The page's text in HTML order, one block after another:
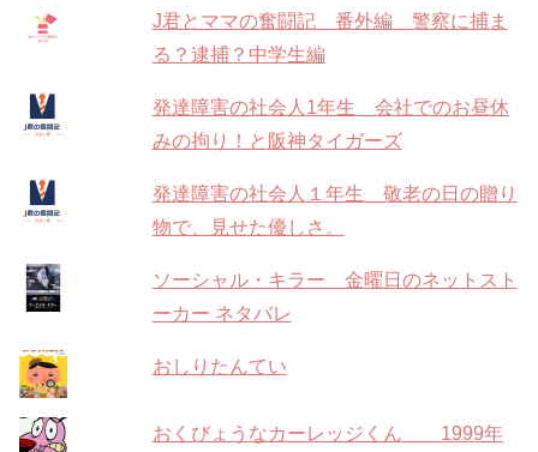
J君とママの奮闘記 番外編 警察に捕ま
る？逮捕？中学生編
発達障害の社会人1年生 会社でのお昼休
みの拘り！と阪神タイガーズ
発達障害の社会人１年生 敬老の日の贈り
物で、見せた優しさ。
ソーシャル・キラー 金曜日のネットスト
ーカー ネタバレ
おしりたんてい
おくびょうなカーレッジくん 1999年